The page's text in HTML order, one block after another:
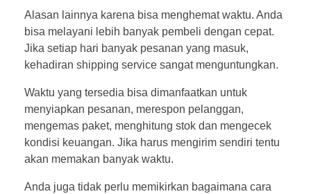
Alasan lainnya karena bisa menghemat waktu. Anda
bisa melayani lebih banyak pembeli dengan cepat.
Jika setiap hari banyak pesanan yang masuk,
kehadiran shipping service sangat menguntungkan.
Waktu yang tersedia bisa dimanfaatkan untuk
menyiapkan pesanan, merespon pelanggan,
mengemas paket, menghitung stok dan mengecek
kondisi keuangan. Jika harus mengirim sendiri tentu
akan memakan banyak waktu.
Anda juga tidak perlu memikirkan bagaimana cara